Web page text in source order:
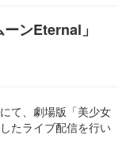
ンEternal」
て、劇場版「美少女
たライブ配信を行い